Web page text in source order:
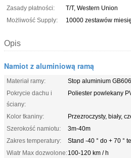
Zasady płatności:
T/T, Western Union
Możliwość Supply:
10000 zestawów
Opis
Namiot z aluminiową ramą
Materiał ramy:
Stop aluminium
Pokrycie dachu i
ściany:
Poliester powlekany
Kolor tkaniny:
Przezroczysty, biały,
Szerokość namiotu:
3m-40m
Zakres temperatury:
Stand -40 ° do + 70 °
Wiatr Max dozwolone:100-120 km / h